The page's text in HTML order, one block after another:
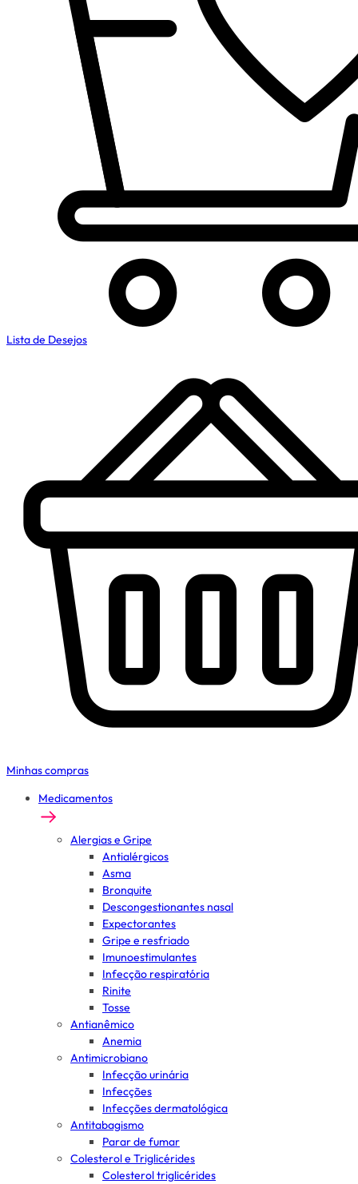
Lista de Desejos
Minhas compras
Medicamentos
Alergias e Gripe
Antialérgicos
Asma
Bronquite
Descongestionantes nasal
Expectorantes
Gripe e resfriado
Imunoestimulantes
Infecção respiratória
Rinite
Tosse
Antianêmico
Anemia
Antimicrobiano
Infecção urinária
Infecções
Infecções dermatológica
Antitabagismo
Parar de fumar
Colesterol e Triglicérides
Colesterol triglicérides